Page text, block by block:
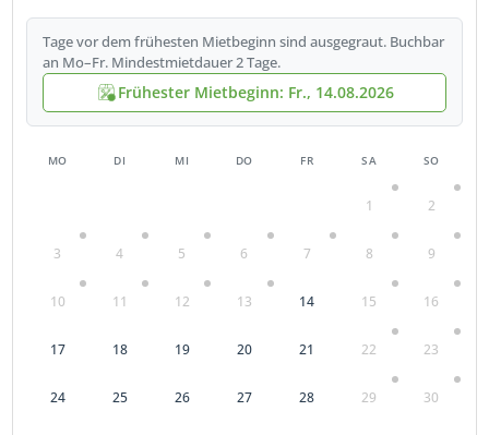
Tage vor dem frühesten Mietbeginn sind ausgegraut. Buchbar
an Mo–Fr. Mindestmietdauer 2 Tage.
Frühester Mietbeginn: Fr., 14.08.2026
MO DI MI DO FR SA SO
1 2
3 4 5 6 7 8 9
10 11 12 13 14 15 16
17 18 19 20 21 22 23
24 25 26 27 28 29 30